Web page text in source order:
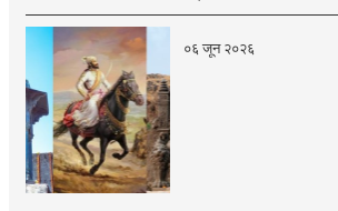
०६ जून २०२६